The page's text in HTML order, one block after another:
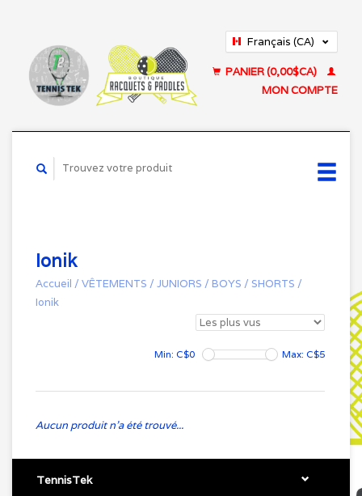
Français (CA)
PANIER (0,00$CA)
MON COMPTE
Ionik
Accueil / VÊTEMENTS / JUNIORS / BOYS / SHORTS /
Ionik
Min: C$0 Max: C$5
Aucun produit n'a été trouvé...
TennisTek